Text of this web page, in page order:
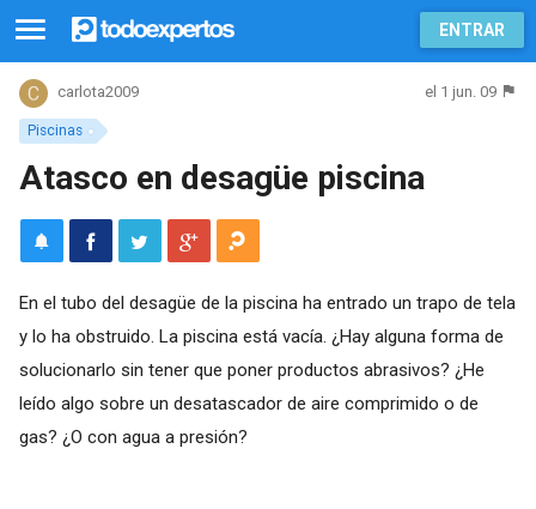
ENTRAR
Piscinas
carlota2009 el 1 jun. 09
Atasco en desagüe piscina
En el tubo del desagüe de la piscina ha entrado un trapo de tela
y lo ha obstruido. La piscina está vacía. ¿Hay alguna forma de
solucionarlo sin tener que poner productos abrasivos? ¿He
leído algo sobre un desatascador de aire comprimido o de
gas? ¿O con agua a presión?